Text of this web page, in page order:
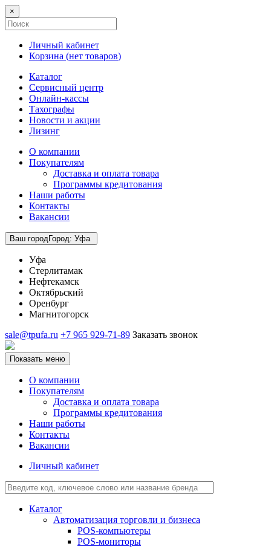
×
Личный кабинет
Корзина (нет товаров)
Каталог
Сервисный центр
Онлайн-кассы
Тахографы
Новости и акции
Лизинг
О компании
Покупателям
Доставка и оплата товара
Программы кредитования
Наши работы
Контакты
Вакансии
Ваш городГород: Уфа
Уфа
Стерлитамак
Нефтекамск
Октябрьский
Оренбург
Магнитогорск
sale@tpufa.ru +7 965 929-71-89 Заказать звонок
Показать меню
О компании
Покупателям
Доставка и оплата товара
Программы кредитования
Наши работы
Контакты
Вакансии
Личный кабинет
Каталог
Автоматизация торговли и бизнеса
POS-компьютеры
POS-мониторы